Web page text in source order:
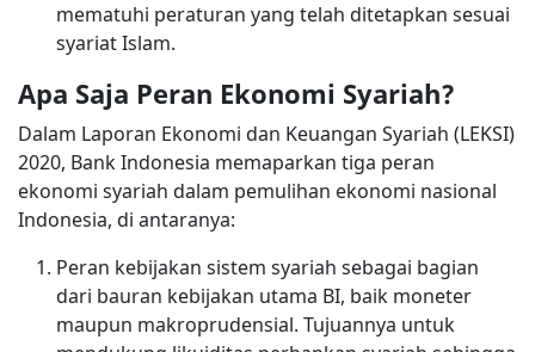
mematuhi peraturan yang telah ditetapkan sesuai
syariat Islam.
Apa Saja Peran Ekonomi Syariah?
Dalam Laporan Ekonomi dan Keuangan Syariah (LEKSI)
2020, Bank Indonesia memaparkan tiga peran
ekonomi syariah dalam pemulihan ekonomi nasional
Indonesia, di antaranya:
Peran kebijakan sistem syariah sebagai bagian
dari bauran kebijakan utama BI, baik moneter
maupun makroprudensial. Tujuannya untuk